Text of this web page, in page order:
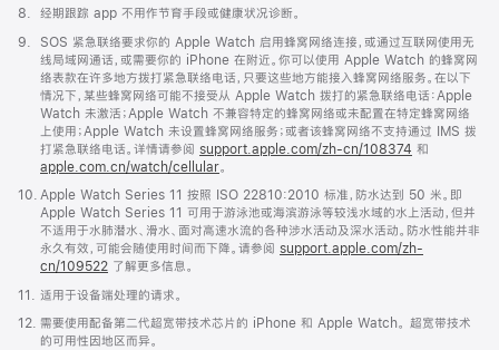
脚
8. 经期跟踪 app 不用作节育手段或健康状况诊断。
脚
9.
SOS 紧急联络要求你的 Apple Watch 启用蜂窝网络连接，或通过互联网使用无
线局域网通话，或需要你的 iPhone 在附近。你可以使用 Apple Watch 的蜂窝网
络表款在许多地方拨打紧急联络电话，只要这些地方能接入蜂窝网络服务。在以下
情况下，某些蜂窝网络可能不接受从 Apple Watch 拨打的紧急联络电话：Apple
Watch 未激活；Apple Watch 不兼容特定的蜂窝网络或未配置在特定蜂窝网络
上使用；Apple Watch 未设置蜂窝网络服务；或者该蜂窝网络不支持通过 IMS 拨
打紧急联络电话。详情请参阅 support.apple.com/zh-cn/108374 (在
口
中
打
开)
和
apple.com.cn/watch/cellular。
脚
10.
Apple Watch Series 11 按照 ISO 22810:2010 标准，防水达到 50 米。即
Apple Watch Series 11 可用于游泳池或海滨游泳等较浅水域的水上活动，但并
不适用于水肺潜水、滑水、面对高速水流的各种涉水活动及深水活动。防水性能并非
永久有效，可能会随使用时间而下降。请参阅 support.apple.com/zh-
cn/109522 了解更多信息。
脚
11. 适用于设备端处理的请求。
脚
12. 需要使用配备第二代超宽带技术芯片的 iPhone 和 Apple Watch。 超宽带技术
的可用性因地区而异。